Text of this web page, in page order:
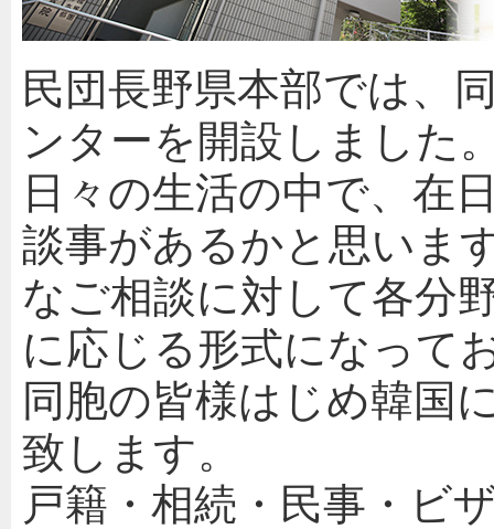
民団長野県本部では、
ンターを開設しました
日々の生活の中で、在
談事があるかと思いま
なご相談に対して各分
に応じる形式になって
同胞の皆様はじめ韓国
致します。
戸籍・相続・民事・ビ